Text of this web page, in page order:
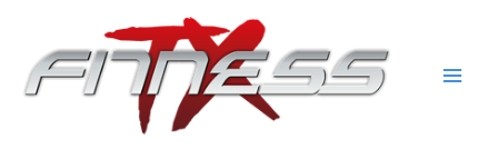
contenuto